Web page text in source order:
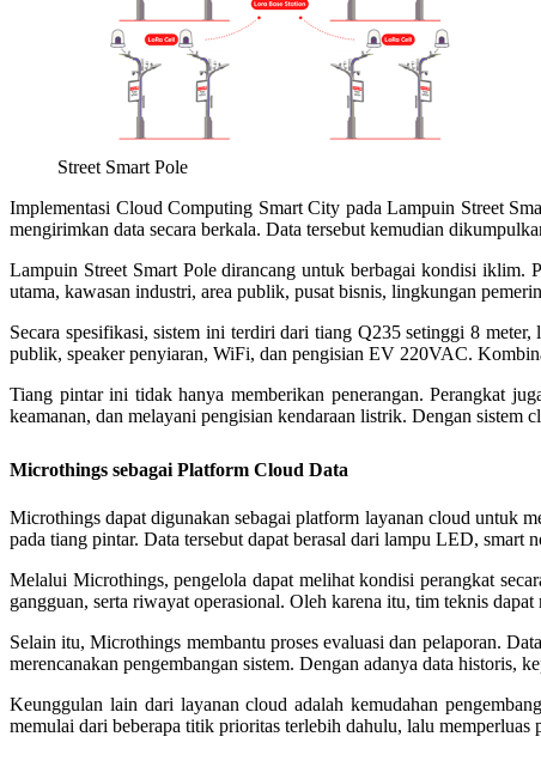
Street Smart Pole
Implementasi Cloud Computing Smart City pada Lampuin Street
mengirimkan data secara berkala. Data tersebut kemudian
Lampuin Street Smart Pole dirancang untuk berbagai kondisi iklim.
utama, kawasan industri, area publik, pusat bisnis, lingkungan
Secara spesifikasi, sistem ini terdiri dari tiang Q235 setinggi 8
publik, speaker penyiaran, WiFi, dan pengisian EV 220VAC.
Tiang pintar ini tidak hanya memberikan penerangan. Perangkat
keamanan, dan melayani pengisian kendaraan listrik. Dengan sistem
Microthings sebagai Platform Cloud Data
Microthings dapat digunakan sebagai platform layanan cloud untuk
pada tiang pintar. Data tersebut dapat berasal dari lampu LED,
Melalui Microthings, pengelola dapat melihat kondisi perangkat
gangguan, serta riwayat operasional. Oleh karena itu, tim teknis
Selain itu, Microthings membantu proses evaluasi dan pelaporan.
merencanakan pengembangan sistem. Dengan adanya data historis,
Keunggulan lain dari layanan cloud adalah kemudahan
memulai dari beberapa titik prioritas terlebih dahulu, lalu memperluas